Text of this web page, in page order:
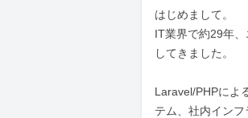
はじめまして。
IT業界で約29年
してきました。
Laravel/PHPによ
テム、社内イン